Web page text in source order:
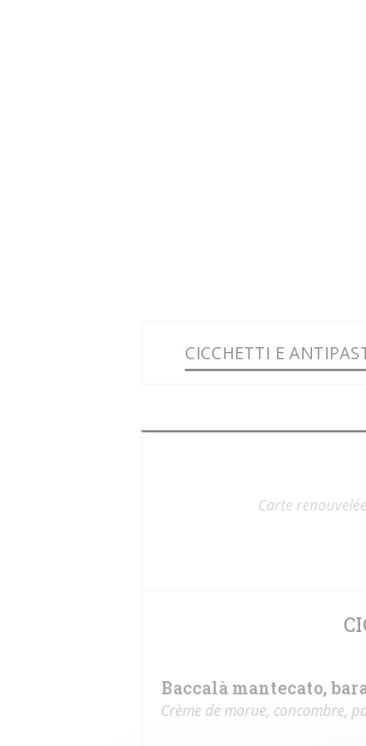
CICCHETTI E
Carte
Baccalà mantecato,
Crème de morue, concombre,